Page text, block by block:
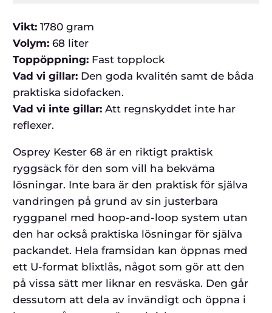
Vikt:1780 gram
Volym:68 liter
Toppöppning: Fast topplock
Vad vi gillar: Den goda kvalitén samt de båda
praktiska sidofacken.
Vad vi inte gillar:Att regnskyddet inte har
reflexer.
Osprey Kester 68 är en riktigt praktisk
ryggsäck för den som vill ha bekväma
lösningar. Inte bara är den praktisk för själva
vandringen på grund av sin justerbara
ryggpanel med hoop-and-loop system utan
den har också praktiska lösningar för själva
packandet. Hela framsidan kan öppnas med
ett U-format blixtlås, något som gör att den
på vissa sätt mer liknar en resväska. Den går
dessutom att dela av invändigt och öppna i